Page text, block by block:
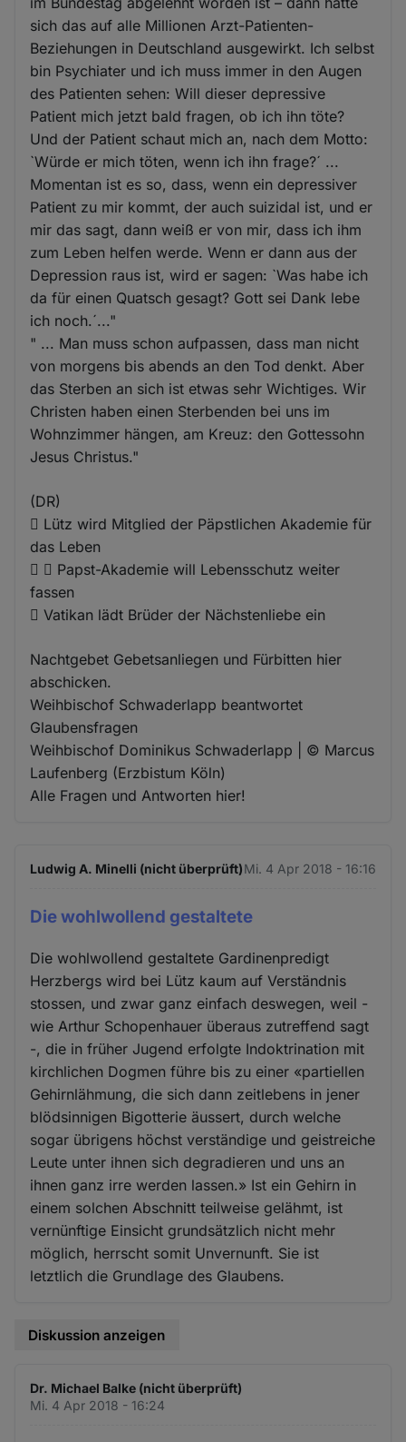
sich das auf alle Millionen Arzt-Patienten-
Beziehungen in Deutschland ausgewirkt. Ich selbst
bin Psychiater und ich muss immer in den Augen
des Patienten sehen: Will dieser depressive
Patient mich jetzt bald fragen, ob ich ihn töte?
Und der Patient schaut mich an, nach dem Motto:
`Würde er mich töten, wenn ich ihn frage?´ ...
Momentan ist es so, dass, wenn ein depressiver
Patient zu mir kommt, der auch suizidal ist, und er
mir das sagt, dann weiß er von mir, dass ich ihm
zum Leben helfen werde. Wenn er dann aus der
Depression raus ist, wird er sagen: `Was habe ich
da für einen Quatsch gesagt? Gott sei Dank lebe
ich noch.´..."
" ... Man muss schon aufpassen, dass man nicht
von morgens bis abends an den Tod denkt. Aber
das Sterben an sich ist etwas sehr Wichtiges. Wir
Christen haben einen Sterbenden bei uns im
Wohnzimmer hängen, am Kreuz: den Gottessohn
Jesus Christus."
(DR)
 Lütz wird Mitglied der Päpstlichen Akademie für
das Leben
  Papst-Akademie will Lebensschutz weiter
fassen
 Vatikan lädt Brüder der Nächstenliebe ein
Nachtgebet Gebetsanliegen und Fürbitten hier
abschicken.
Weihbischof Schwaderlapp beantwortet
Glaubensfragen
Weihbischof Dominikus Schwaderlapp | © Marcus
Laufenberg (Erzbistum Köln)
Alle Fragen und Antworten hier!
Ludwig A. Minelli (nicht überprüft)Mi. 4 Apr 2018 - 16:16
Die wohlwollend gestaltete
Die wohlwollend gestaltete Gardinenpredigt
Herzbergs wird bei Lütz kaum auf Verständnis
stossen, und zwar ganz einfach deswegen, weil -
wie Arthur Schopenhauer überaus zutreffend sagt
-, die in früher Jugend erfolgte Indoktrination mit
kirchlichen Dogmen führe bis zu einer «partiellen
Gehirnlähmung, die sich dann zeitlebens in jener
blödsinnigen Bigotterie äussert, durch welche
sogar übrigens höchst verständige und geistreiche
Leute unter ihnen sich degradieren und uns an
ihnen ganz irre werden lassen.» Ist ein Gehirn in
einem solchen Abschnitt teilweise gelähmt, ist
vernünftige Einsicht grundsätzlich nicht mehr
möglich, herrscht somit Unvernunft. Sie ist
letztlich die Grundlage des Glaubens.
Diskussion anzeigen
Dr. Michael Balke (nicht überprüft)
Mi. 4 Apr 2018 - 16:24